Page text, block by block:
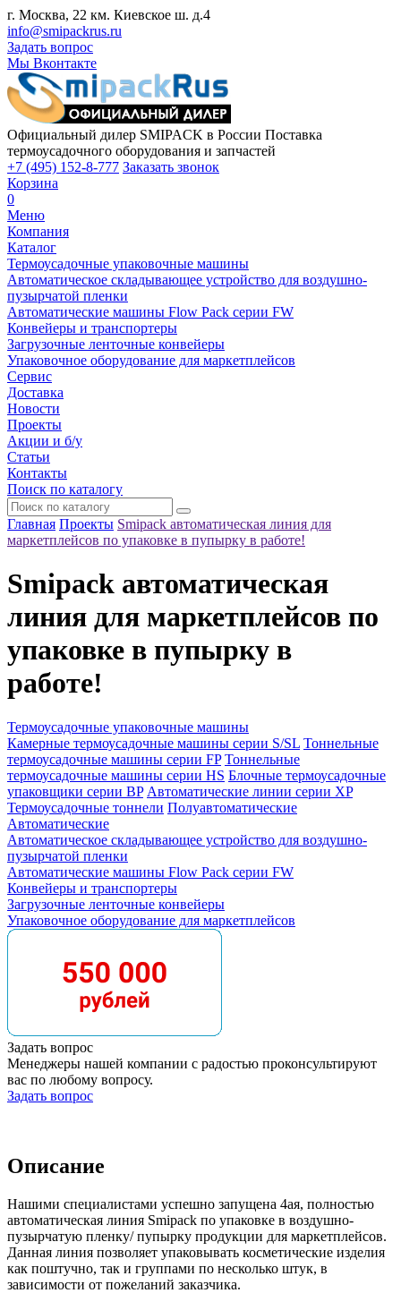
г. Москва, 22 км. Киевское ш. д.4
info@smipackrus.ru
Задать вопрос
Мы Вконтакте
Официальный дилер SMIPACK в России Поставка
термоусадочного оборудования и запчастей
+7 (495) 152-8-777 Заказать звонок
Корзина
0
Меню
Компания
Каталог
Термоусадочные упаковочные машины
Автоматическое складывающее устройство для воздушно-
пузырчатой пленки
Автоматические машины Flow Pack серии FW
Конвейеры и транспортеры
Загрузочные ленточные конвейеры
Упаковочное оборудование для маркетплейсов
Сервис
Доставка
Новости
Проекты
Акции и б/у
Статьи
Контакты
Поиск по каталогу
Главная Проекты Smipack автоматическая линия для
маркетплейсов по упаковке в пупырку в работе!
Smipack автоматическая
линия для маркетплейсов по
упаковке в пупырку в
работе!
Термоусадочные упаковочные машины
Камерные термоусадочные машины серии S/SL Тоннельные
термоусадочные машины серии FP Тоннельные
термоусадочные машины серии HS Блочные термоусадочные
упаковщики серии BP Автоматические линии серии XP
Термоусадочные тоннели Полуавтоматические
Автоматические
Автоматическое складывающее устройство для воздушно-
пузырчатой пленки
Автоматические машины Flow Pack серии FW
Конвейеры и транспортеры
Загрузочные ленточные конвейеры
Упаковочное оборудование для маркетплейсов
Задать вопрос
Менеджеры нашей компании с радостью проконсультируют
вас по любому вопросу.
Задать вопрос
Описание
Нашими специалистами успешно запущена 4ая, полностью
автоматическая линия Smipack по упаковке в воздушно-
пузырчатую пленку/ пупырку продукции для маркетплейсов.
Данная линия позволяет упаковывать косметические изделия
как поштучно, так и группами по несколько штук, в
зависимости от пожеланий заказчика.